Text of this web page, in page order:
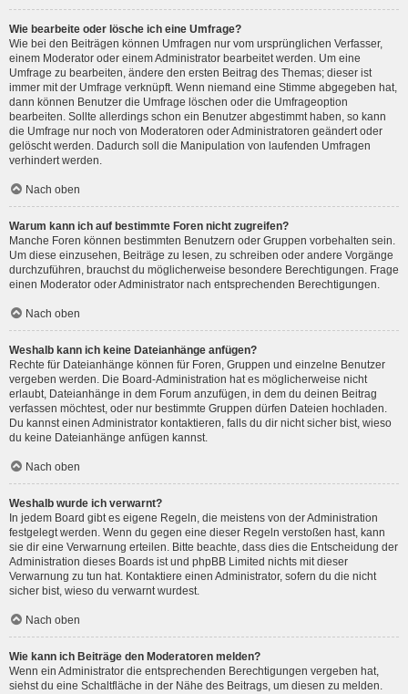
Wie bearbeite oder lösche ich eine Umfrage?
Wie bei den Beiträgen können Umfragen nur vom ursprünglichen Verfasser,
einem Moderator oder einem Administrator bearbeitet werden. Um eine
Umfrage zu bearbeiten, ändere den ersten Beitrag des Themas; dieser ist
immer mit der Umfrage verknüpft. Wenn niemand eine Stimme abgegeben hat,
dann können Benutzer die Umfrage löschen oder die Umfrageoption
bearbeiten. Sollte allerdings schon ein Benutzer abgestimmt haben, so kann
die Umfrage nur noch von Moderatoren oder Administratoren geändert oder
gelöscht werden. Dadurch soll die Manipulation von laufenden Umfragen
verhindert werden.
Nach oben
Warum kann ich auf bestimmte Foren nicht zugreifen?
Manche Foren können bestimmten Benutzern oder Gruppen vorbehalten sein.
Um diese einzusehen, Beiträge zu lesen, zu schreiben oder andere Vorgänge
durchzuführen, brauchst du möglicherweise besondere Berechtigungen. Frage
einen Moderator oder Administrator nach entsprechenden Berechtigungen.
Nach oben
Weshalb kann ich keine Dateianhänge anfügen?
Rechte für Dateianhänge können für Foren, Gruppen und einzelne Benutzer
vergeben werden. Die Board-Administration hat es möglicherweise nicht
erlaubt, Dateianhänge in dem Forum anzufügen, in dem du deinen Beitrag
verfassen möchtest, oder nur bestimmte Gruppen dürfen Dateien hochladen.
Du kannst einen Administrator kontaktieren, falls du dir nicht sicher bist, wieso
du keine Dateianhänge anfügen kannst.
Nach oben
Weshalb wurde ich verwarnt?
In jedem Board gibt es eigene Regeln, die meistens von der Administration
festgelegt werden. Wenn du gegen eine dieser Regeln verstoßen hast, kann
sie dir eine Verwarnung erteilen. Bitte beachte, dass dies die Entscheidung der
Administration dieses Boards ist und phpBB Limited nichts mit dieser
Verwarnung zu tun hat. Kontaktiere einen Administrator, sofern du die nicht
sicher bist, wieso du verwarnt wurdest.
Nach oben
Wie kann ich Beiträge den Moderatoren melden?
Wenn ein Administrator die entsprechenden Berechtigungen vergeben hat,
siehst du eine Schaltfläche in der Nähe des Beitrags, um diesen zu melden.